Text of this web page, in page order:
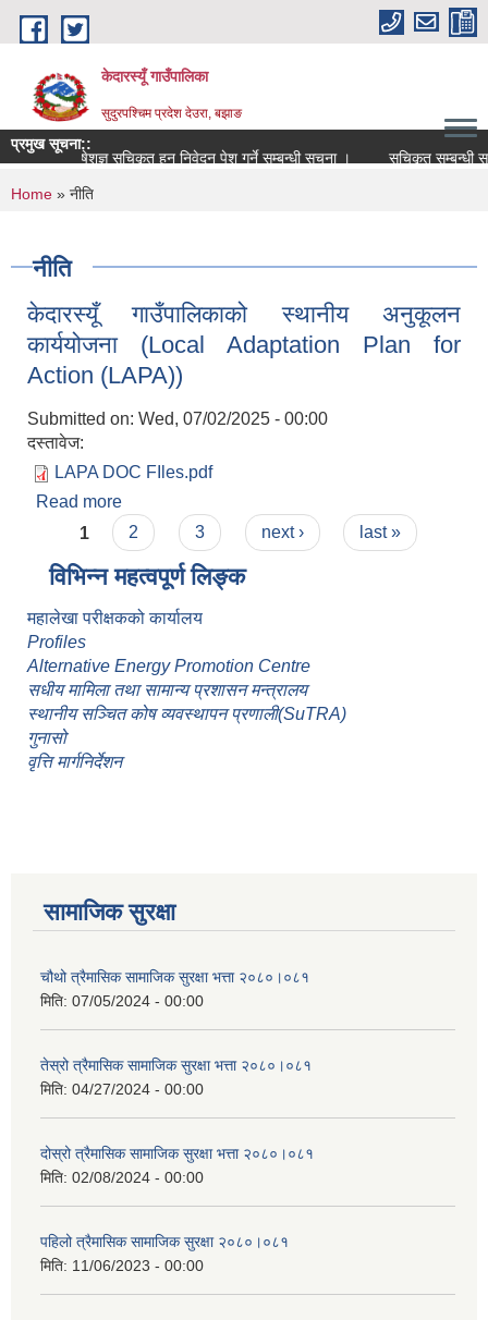
Skip to main content
केदारस्यूँ गाउँपालिका
सुदुरपश्चिम प्रदेश देउरा, बझाङ
प्रमुख सूचना::
विषेशज्ञ सूचिकृत हुन निवेदन पेश गर्ने सम्बन्धी सूचना ।
सूचिकृत सम्बन्धी सूचना
You are here
Home » नीति
नीति
केदारस्यूँ गाउँपालिकाको स्थानीय अनुकूलन
कार्ययोजना (Local Adaptation Plan for
Action (LAPA))
Submitted on: Wed, 07/02/2025 - 00:00
दस्तावेज:
LAPA DOC FIles.pdf
Read more
कार्ययोजना (Local Adaptation Plan for Action
(LAPA))
Pages
1 2 3 next › last »
विभिन्न महत्वपूर्ण लिङ्क
महालेखा परीक्षकको कार्यालय
Profiles
Alternative Energy Promotion Centre
सधीय मामिला तथा सामान्य प्रशासन मन्त्रालय
स्थानीय सञ्चित कोष व्यवस्थापन प्रणाली(SuTRA)
गुनासो
वृत्ति मार्गनिर्देशन
सामाजिक सुरक्षा
चौथो त्रैमासिक सामाजिक सुरक्षा भत्ता २०८०।०८१
मिति: 07/05/2024 - 00:00
तेस्रो त्रैमासिक सामाजिक सुरक्षा भत्ता २०८०।०८१
मिति: 04/27/2024 - 00:00
दोस्रो त्रैमासिक सामाजिक सुरक्षा भत्ता २०८०।०८१
मिति: 02/08/2024 - 00:00
पहिलो त्रैमासिक सामाजिक सुरक्षा २०८०।०८१
मिति: 11/06/2023 - 00:00